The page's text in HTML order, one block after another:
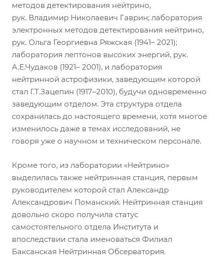
методов детектирования нейтрино,
рук. Владимир Николаевич Гаврин; лаборатория
электронных методов детектирования нейтрино,
рук. Ольга Георгиевна Ряжская (1941– 2021);
лаборатория лептонов высоких энергий, рук.
А.Е.Чудаков (1921– 2001), и лаборатория
нейтринной астрофизики, заведующим которой
стал Г.Т.Зацепин (1917–2010), будучи одновременно
заведующим отделом. Эта структура отдела
сохранилась до настоящего времени, хотя многое
изменилось даже в темах исследований, не
говоря уже о научном и техническом персонале.
Кроме того, из лаборатории «Нейтрино»
выделилась также нейтринная станция, первым
руководителем которой стал Александр
Александрович Поманский. Нейтринная станция
довольно скоро получила статус
самостоятельного отдела Института и
впоследствии стала именоваться Филиал
Баксанская Нейтринная Обсерватория.